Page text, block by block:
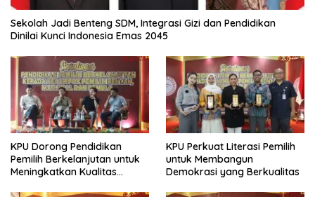
Sekolah Jadi Benteng SDM, Integrasi Gizi dan Pendidikan
Dinilai Kunci Indonesia Emas 2045
KPU Dorong Pendidikan
Pemilih Berkelanjutan untuk
Meningkatkan Kualitas
KPU Perkuat Literasi Pemilih
untuk Membangun
Demokrasi yang Berkualitas